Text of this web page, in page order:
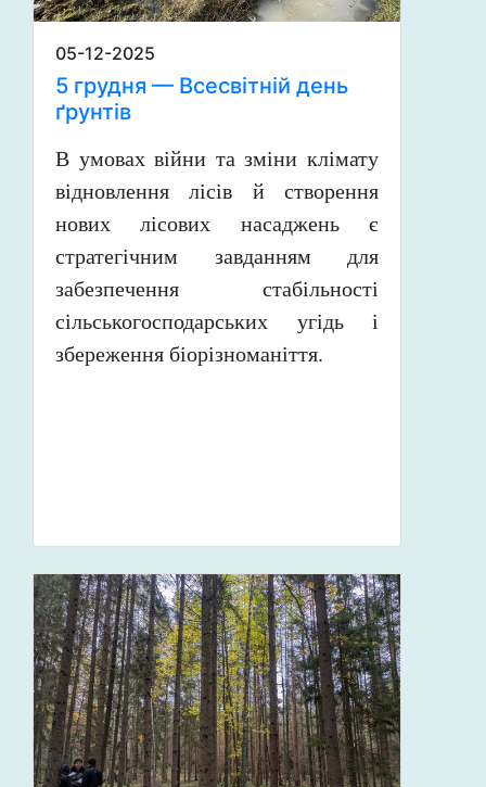
05-12-2025
5 грудня — Всесвітній день
ґрунтів
В умовах війни та зміни клімату
відновлення лісів й створення
нових лісових насаджень є
стратегічним завданням для
забезпечення стабільності
сільськогосподарських угідь і
збереження біорізноманіття.